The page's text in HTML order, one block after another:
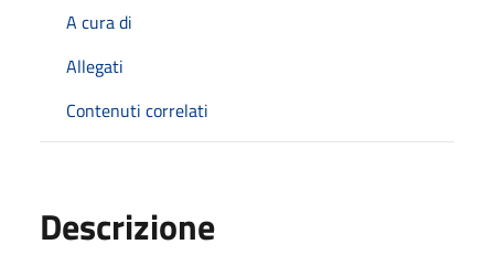
A cura di
Allegati
Contenuti correlati
Descrizione